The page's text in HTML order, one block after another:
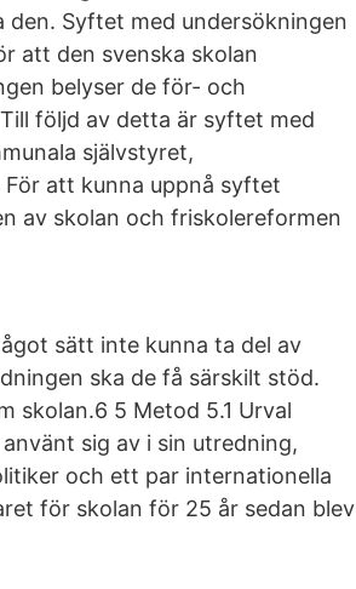
Syftet med undersökningen
att den svenska skolan
belyser de för- och
följd av detta är syftet med
självstyret,
att kunna uppnå syftet
av skolan och friskolereformen
sätt inte kunna ta del av
ska de få särskilt stöd.
skolan.6 5 Metod 5.1 Urval
sig av i sin utredning,
och ett par internationella
för skolan för 25 år sedan blev